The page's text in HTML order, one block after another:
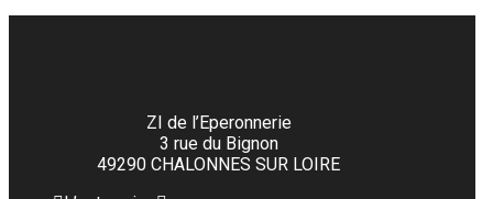
ZI de l’Eperonnerie
3 rue du Bignon
49290 CHALONNES SUR LOIRE